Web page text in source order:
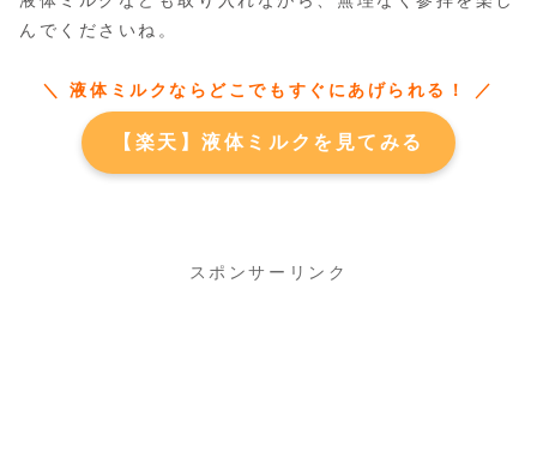
んでくださいね。
＼ 液体ミルクならどこでもすぐにあげられる！ ／
【楽天】液体ミルクを見てみる
スポンサーリンク